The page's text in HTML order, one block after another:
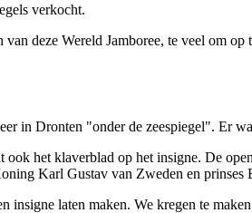
verkocht.
deze Wereld Jamboree, te veel om op
in Dronten "onder de zeespiegel". Er
ook het klaverblad op het insigne. De
Karl Gustav van Zweden en prinses
insigne laten maken. We kregen te